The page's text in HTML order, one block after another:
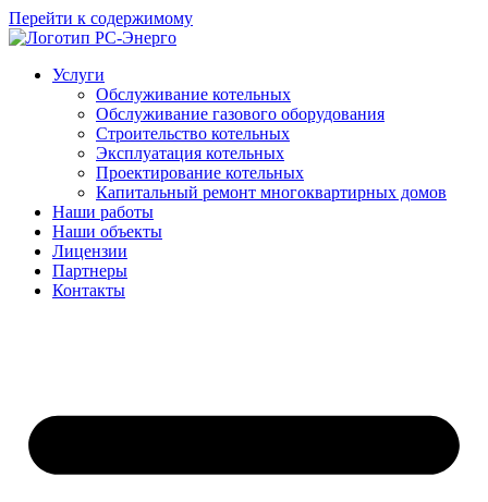
Перейти к содержимому
Услуги
Обслуживание котельных
Обслуживание газового оборудования
Строительство котельных
Эксплуатация котельных
Проектирование котельных
Капитальный ремонт многоквартирных домов
Наши работы
Наши объекты
Лицензии
Партнеры
Контакты